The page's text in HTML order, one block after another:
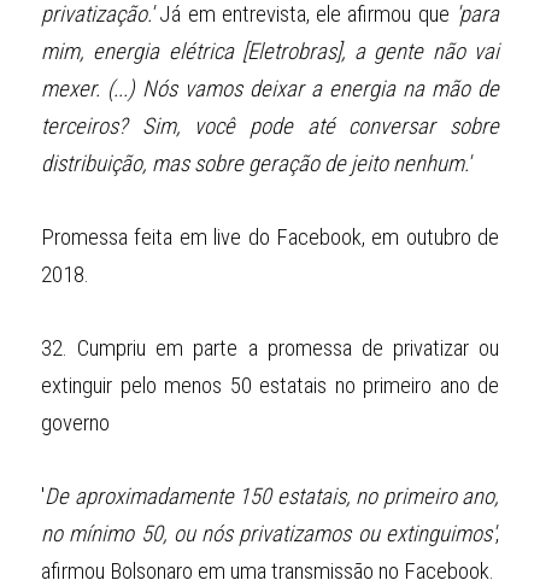
privatização.' Já em entrevista, ele afirmou que 'para
mim, energia elétrica [Eletrobras], a gente não vai
mexer. (...) Nós vamos deixar a energia na mão de
terceiros? Sim, você pode até conversar sobre
distribuição, mas sobre geração de jeito nenhum.'
Promessa feita em live do Facebook, em outubro de
2018.
32. Cumpriu em parte a promessa de privatizar ou
extinguir pelo menos 50 estatais no primeiro ano de
governo
'De aproximadamente 150 estatais, no primeiro ano,
no mínimo 50, ou nós privatizamos ou extinguimos',
afirmou Bolsonaro em uma transmissão no Facebook.